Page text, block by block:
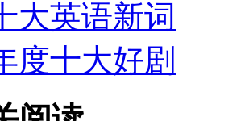
大英语新词
度十大好剧